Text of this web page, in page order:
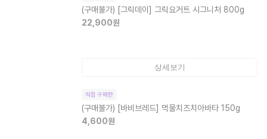
(구매불가) [그릭데이] 그릭요거트 시그니처 800g
22,900원
상세보기
직접 구매한
(구매불가) [바비브레드] 먹물치즈치아바타 150g
4,600원